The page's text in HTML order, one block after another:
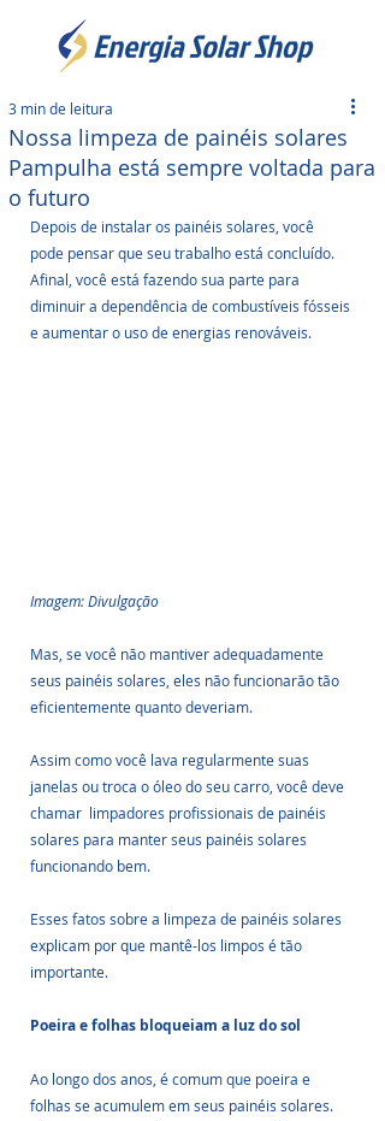
Nossa limpeza de painéis solares
Pampulha está sempre voltada para
o futuro
3 min de leitura
Depois de instalar os painéis solares, você
pode pensar que seu trabalho está concluído.
Afinal, você está fazendo sua parte para
diminuir a dependência de combustíveis fósseis
e aumentar o uso de energias renováveis.
Imagem: Divulgação
Mas, se você não mantiver adequadamente
seus painéis solares, eles não funcionarão tão
eficientemente quanto deveriam.
Assim como você lava regularmente suas
janelas ou troca o óleo do seu carro, você deve
chamar  limpadores profissionais de painéis
solares para manter seus painéis solares
funcionando bem.
Esses fatos sobre a limpeza de painéis solares
explicam por que mantê-los limpos é tão
importante.
Poeira e folhas bloqueiam a luz do sol
Ao longo dos anos, é comum que poeira e
folhas se acumulem em seus painéis solares.